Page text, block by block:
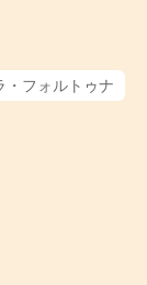
・フォルトゥナ